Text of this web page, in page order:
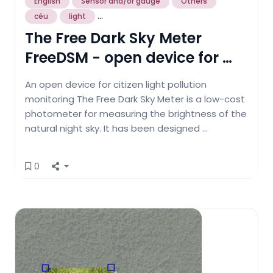
céu
light ...
The Free Dark Sky Meter
FreeDSM - open device for …
An open device for citizen light pollution
monitoring The Free Dark Sky Meter is a low-cost
photometer for measuring the brightness of the
natural night sky. It has been designed …
0